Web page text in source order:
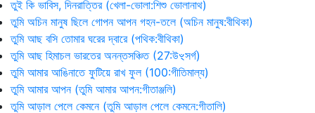
তুই কি ভাবিস, দিনরাত্তির (খেলা-ভোলা:শিশু ভোলানাথ)
তুমি অচিন মানুষ ছিলে গোপন আপন গহন-তলে (অচিন মানুষ:বীথিকা)
তুমি আছ বসি তোমার ঘরের দ্বারে (পথিক:বীথিকা)
তুমি আছ হিমাচল ভারতের অনন্তসঞ্চিত (27:উৼসর্গ)
তুমি আমার আঙিনাতে ফুটিয়ে রাখ ফুল (100:গীতিমাল্য)
তুমি আমার আপন (তুমি আমার আপন:গীতাঞ্জলি)
তুমি আড়াল পেলে কেমনে (তুমি আড়াল পেলে কেমনে:গীতালি)